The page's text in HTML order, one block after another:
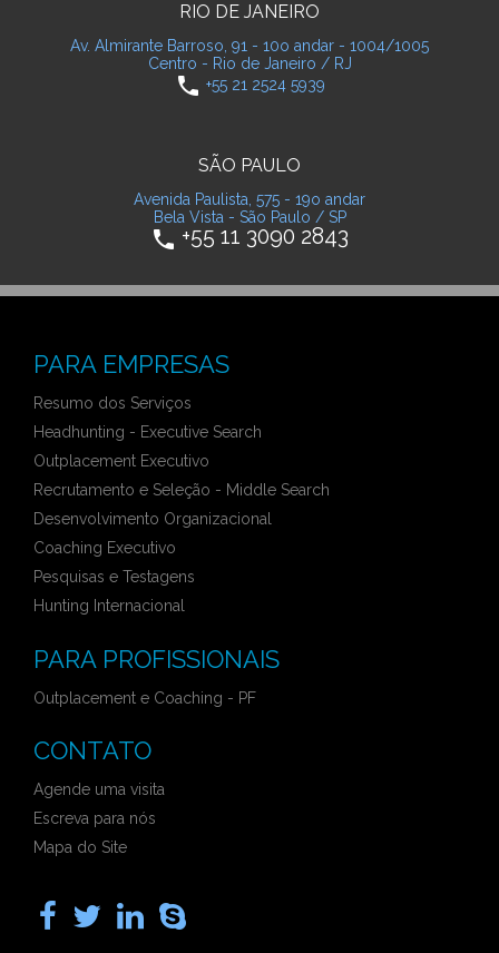
RIO DE JANEIRO
Av. Almirante Barroso, 91 - 10o andar - 1004/1005
Centro - Rio de Janeiro / RJ
phone +55 21 2524 5939
SÃO PAULO
Avenida Paulista, 575 - 19o andar
Bela Vista - São Paulo / SP
phone +55 11 3090 2843
PARA EMPRESAS
Resumo dos Serviços
Headhunting - Executive Search
Outplacement Executivo
Recrutamento e Seleção - Middle Search
Desenvolvimento Organizacional
Coaching Executivo
Pesquisas e Testagens
Hunting Internacional
PARA PROFISSIONAIS
Outplacement e Coaching - PF
CONTATO
Agende uma visita
Escreva para nós
Mapa do Site